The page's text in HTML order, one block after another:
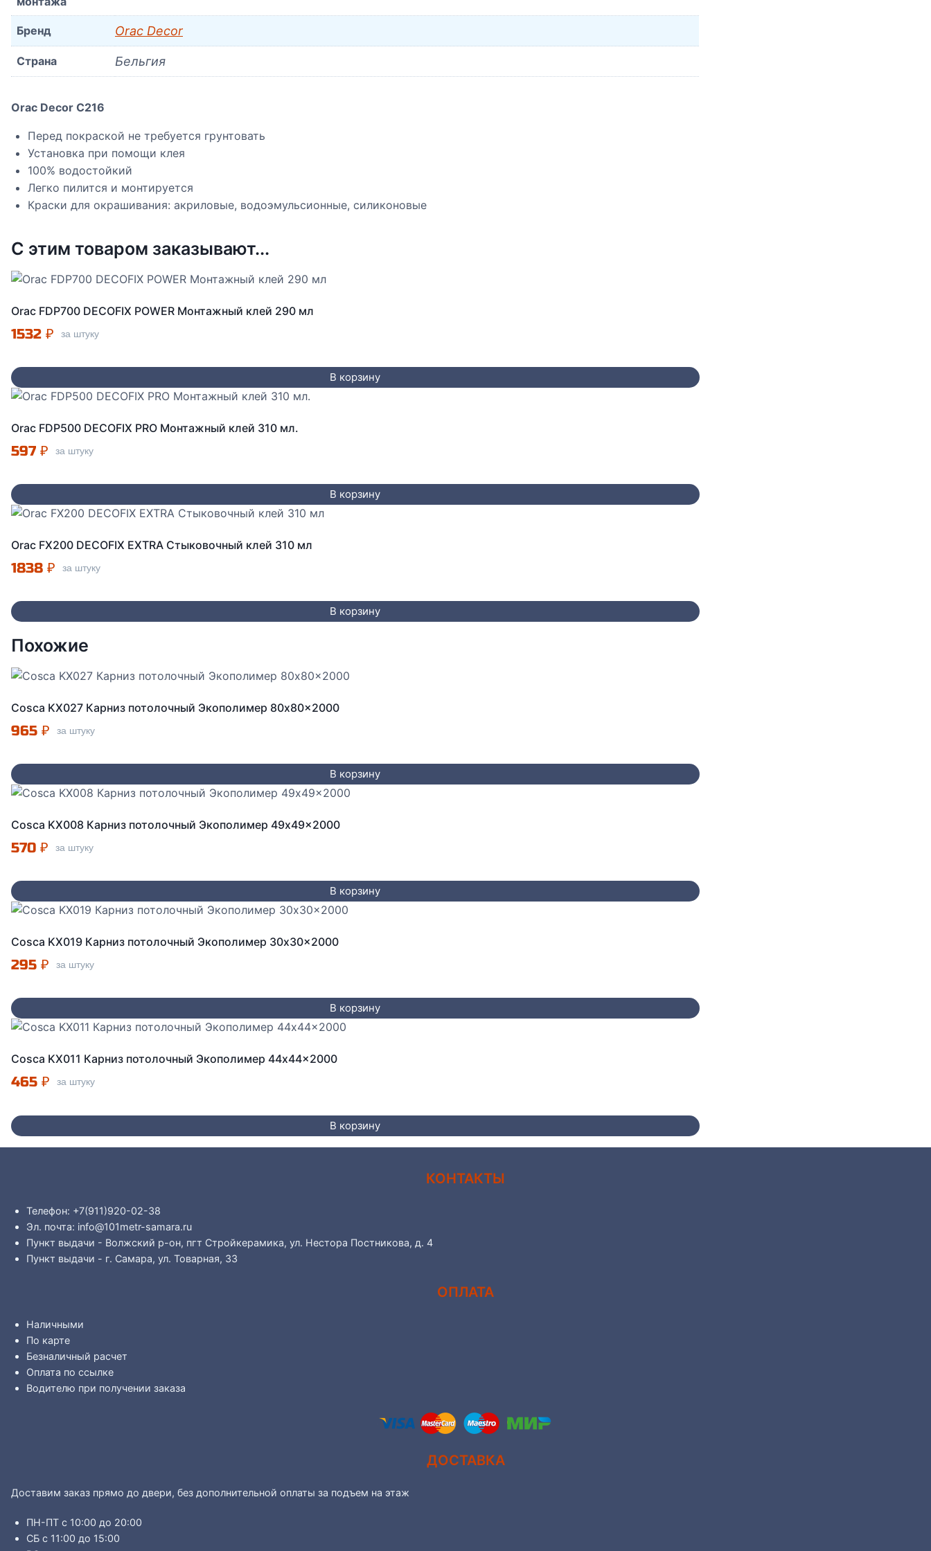
Бренд Orac Decor
Страна Бельгия
Orac Decor C216
Перед покраской не требуется грунтовать
Установка при помощи клея
100% водостойкий
Легко пилится и монтируется
Краски для окрашивания: акриловые, водоэмульсионные, силиконовые
С этим товаром заказывают...
Orac FDP700 DECOFIX POWER Монтажный клей 290 мл
1532 ₽ за штуку
В корзину
Orac FDP500 DECOFIX PRO Монтажный клей 310 мл.
597 ₽ за штуку
В корзину
Orac FX200 DECOFIX EXTRA Стыковочный клей 310 мл
1838 ₽ за штуку
В корзину
Похожие
Cosca KX027 Карниз потолочный Экополимер 80x80x2000
965 ₽ за штуку
В корзину
Cosca KX008 Карниз потолочный Экополимер 49x49x2000
570 ₽ за штуку
В корзину
Cosca KX019 Карниз потолочный Экополимер 30x30x2000
295 ₽ за штуку
В корзину
Cosca KX011 Карниз потолочный Экополимер 44x44x2000
465 ₽ за штуку
В корзину
КОНТАКТЫ
Телефон: +7(911)920-02-38
Эл. почта: info@101metr-samara.ru
Пункт выдачи - Волжский р-он, пгт Стройкерамика, ул. Нестора Постникова, д. 4
Пункт выдачи - г. Самара, ул. Товарная, 33
ОПЛАТА
Наличными
По карте
Безналичный расчет
Оплата по ссылке
Водителю при получении заказа
ДОСТАВКА
Доставим заказ прямо до двери, без дополнительной оплаты за подъем на этаж
ПН-ПТ с 10:00 до 20:00
СБ с 11:00 до 15:00